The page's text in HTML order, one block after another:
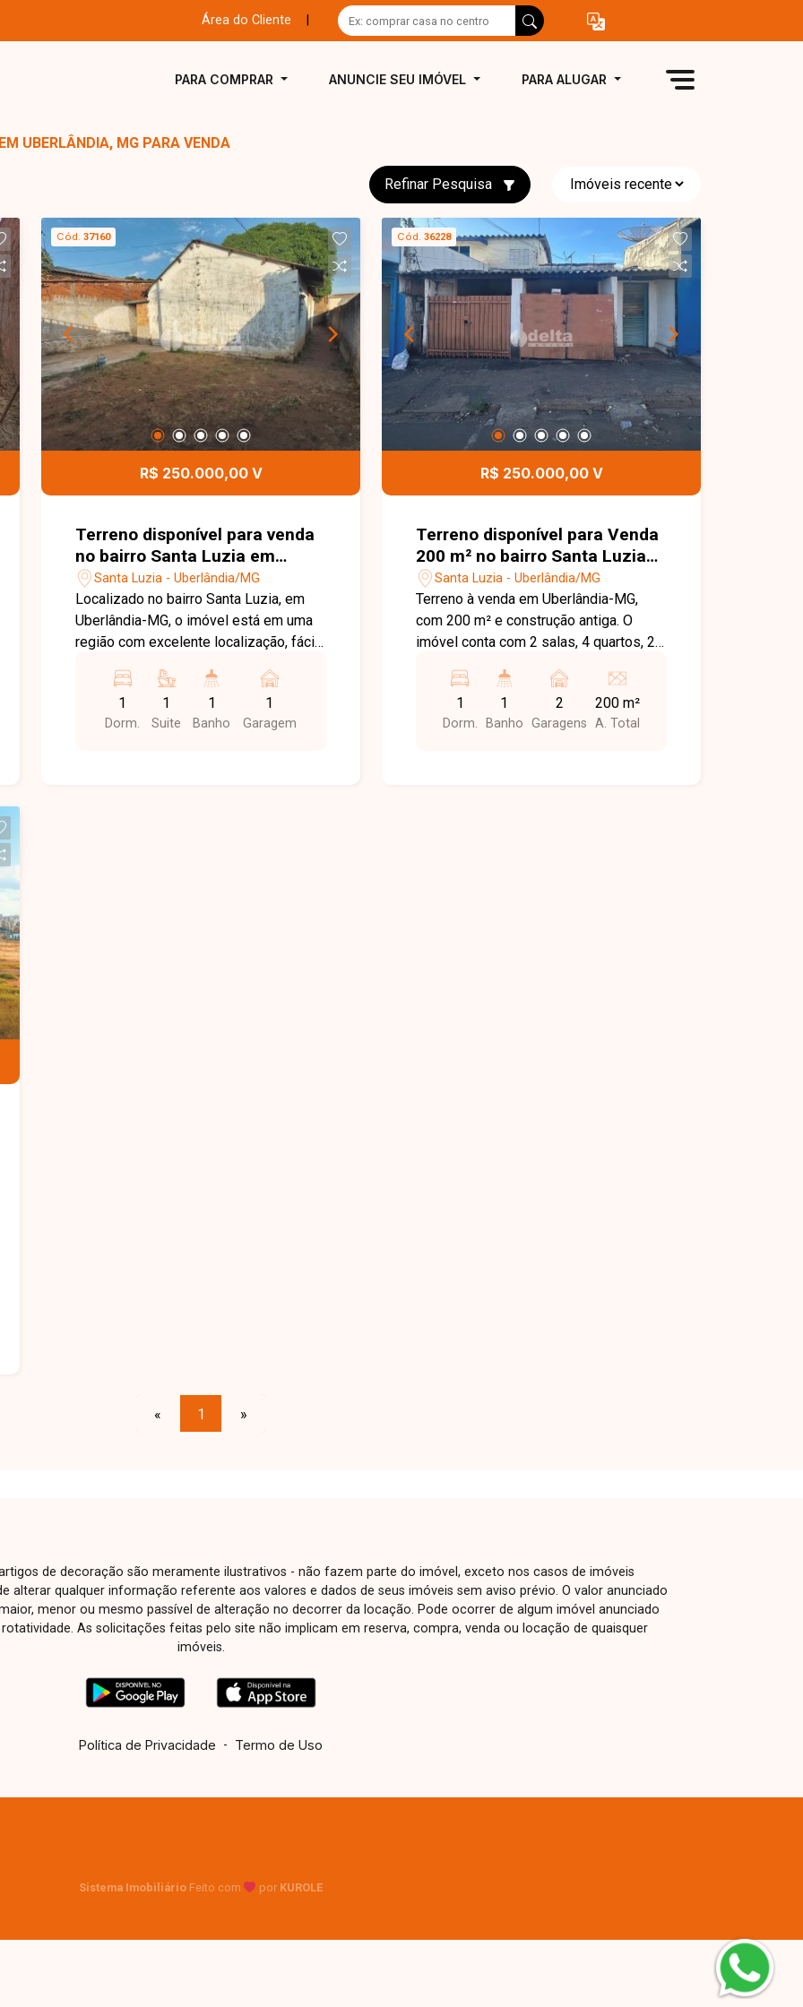
Área do Cliente
PARA COMPRAR ANUNCIE SEU IMÓVEL PARA ALUGAR
UBERLÂNDIA, MG PARA VENDA
Refinar Pesquisa
Cód. 37160
R$ 250.000,00 V
Terreno disponível para venda
no bairro Santa Luzia em
Uberlândia-MG
Santa Luzia - Uberlândia/MG
Localizado no bairro Santa Luzia, em
Uberlândia-MG, o imóvel está em uma
região com excelente localização, fácil
proximidade com comércios, serviços
e opções de lazer. O bairro oferece
praticidade no dia a dia e grande
1
Dorm.
1
Suite
1
Banho
1
Garagem
Cód. 36228
R$ 250.000,00 V
Terreno disponível para Venda
200 m² no bairro Santa Luzia
em Uberlândia-MG
Santa Luzia - Uberlândia/MG
Terreno à venda em Uberlândia-MG,
com 200 m² e construção antiga. O
imóvel conta com 2 salas, 4 quartos, 2
e garagem para 2 carros. Ideal para
reforma ou demolição, com potencial
para nova construção em localização
1
Dorm.
1
Banho
2
Garagens
200 m²
A. Total
« 1 »
de decoração são meramente ilustrativos - não fazem parte do imóvel, exceto nos casos de imóveis
alterar qualquer informação referente aos valores e dados de seus imóveis sem aviso prévio. O valor anunciado
menor ou mesmo passível de alteração no decorrer da locação. Pode ocorrer de algum imóvel anunciado
As solicitações feitas pelo site não implicam em reserva, compra, venda ou locação de quaisquer
imóveis.
Política de Privacidade - Termo de Uso
Sistema Imobiliário Feito com por KUROLE